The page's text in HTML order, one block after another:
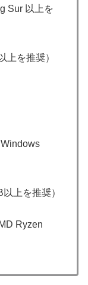
Sur 以上を
上を推奨）
上を推奨）
Ryzen